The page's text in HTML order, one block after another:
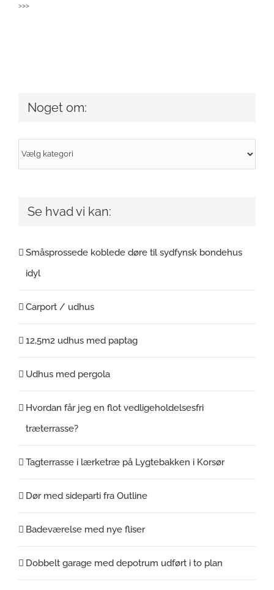
>>>
Noget om:
Noget
om:
Se hvad vi kan:
Småsprossede koblede døre til sydfynsk bondehus
idyl
Carport / udhus
12,5m2 udhus med paptag
Udhus med pergola
Hvordan får jeg en flot vedligeholdelsesfri
træterrasse?
Tagterrasse i lærketræ på Lygtebakken i Korsør
Dør med sideparti fra Outline
Badeværelse med nye fliser
Dobbelt garage med depotrum udført i to plan